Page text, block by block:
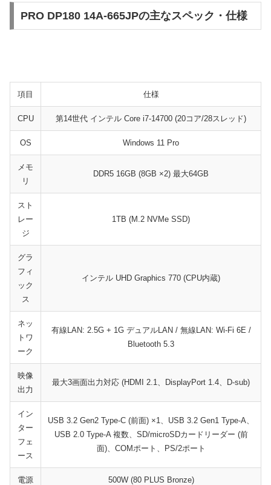
PRO DP180 14A-665JPの主なスペック・仕様
項目 仕様
CPU 第14世代 インテル Core i7-14700 (20コア/28スレッド)
OS Windows 11 Pro
メモ
リ
DDR5 16GB (8GB ×2) 最大64GB
スト
レー
ジ
1TB (M.2 NVMe SSD)
グラ
フィ
ック
ス
インテル UHD Graphics 770 (CPU内蔵)
ネッ
トワ
ーク
有線LAN: 2.5G + 1G デュアルLAN / 無線LAN: Wi-Fi 6E /
Bluetooth 5.3
映像
出力
最大3画面出力対応 (HDMI 2.1、DisplayPort 1.4、D-sub)
イン
ター
フェ
ース
USB 3.2 Gen2 Type-C (前面) ×1、USB 3.2 Gen1 Type-A、
USB 2.0 Type-A 複数、SD/microSDカードリーダー (前
面)、COMポート、PS/2ポート
電源 500W (80 PLUS Bronze)